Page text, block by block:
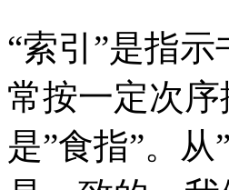
“索引”是指
常按一定次
是”食指”。